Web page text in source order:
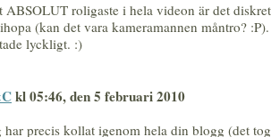
ABSOLUT roligaste i hela videon är det
(kan det vara kameramannen måntro?
lyckligt. :)
kl 05:46, den 5 februari 2010
har precis kollat igenom hela din blogg (det